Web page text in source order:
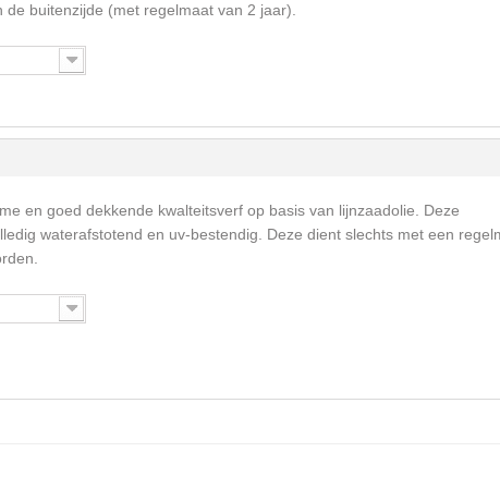
buitenzijde (met regelmaat van 2 jaar).
en goed dekkende kwalteitsverf op basis van lijnzaadolie. Deze
waterafstotend en uv-bestendig. Deze dient slechts met een